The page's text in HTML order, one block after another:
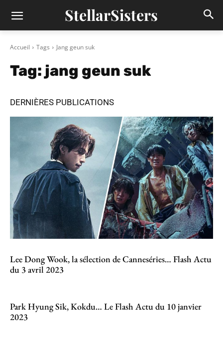
StellarSisters
Accueil Tags Jang geun suk
Tag: jang geun suk
DERNIÈRES PUBLICATIONS
Lee Dong Wook, la sélection de Canneséries… Flash Actu
du 3 avril 2023
Park Hyung Sik, Kokdu… Le Flash Actu du 10 janvier
2023